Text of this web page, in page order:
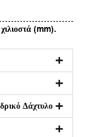
(mm).
Δάχτυλο